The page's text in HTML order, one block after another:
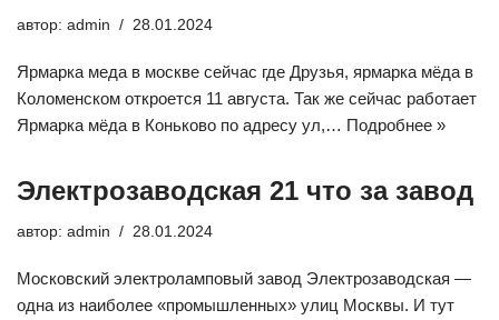
автор: admin 28.01.2024
Ярмарка меда в москве сейчас где Друзья, ярмарка мёда в
Коломенском откроется 11 августа. Так же сейчас работает
Ярмарка мёда в Коньково по адресу ул,… Подробнее »
Электрозаводская 21 что за завод
автор: admin 28.01.2024
Московский электроламповый завод Электрозаводская —
одна из наиболее «промышленных» улиц Москвы. И тут